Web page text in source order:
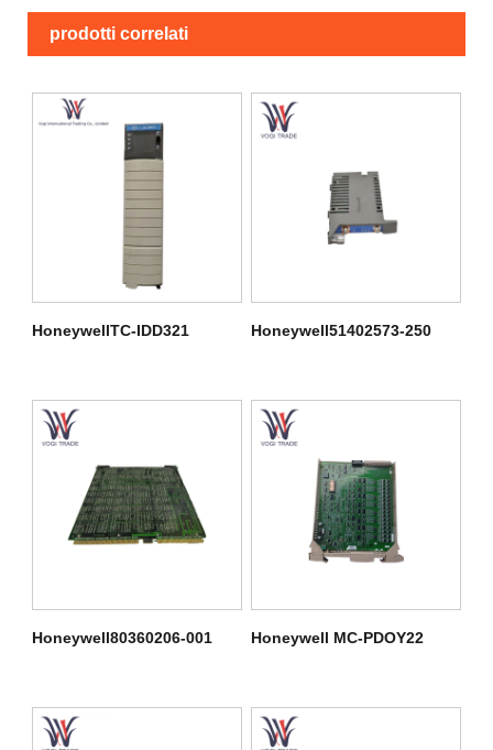
prodotti correlati
HoneywellTC-IDD321 Honeywell51402573-250
Honeywell80360206-001 Honeywell MC-PDOY22